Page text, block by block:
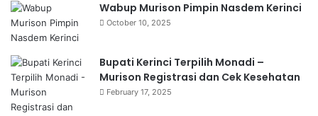
Wabup Murison Pimpin Nasdem Kerinci
October 10, 2025
Bupati Kerinci Terpilih Monadi –
Murison Registrasi dan Cek Kesehatan
February 17, 2025